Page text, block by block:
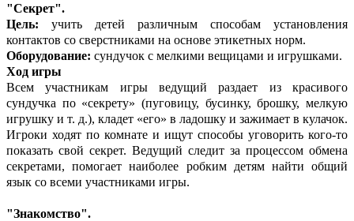
"Секрет".
Цель: учить детей различным способам установления
контактов со сверстниками на основе этикетных норм.
Оборудование: сундучок с мелкими вещицами и игрушками.
Ход игры
Всем участникам игры ведущий раздает из красивого
сундучка по «секрету» (пуговицу, бусинку, брошку, мелкую
игрушку и т. д.), кладет «его» в ладошку и зажимает в кулачок.
Игроки ходят по комнате и ищут способы уговорить кого-то
показать свой секрет. Ведущий следит за процессом обмена
секретами, помогает наиболее робким детям найти общий
язык со всеми участниками игры.
"Знакомство".